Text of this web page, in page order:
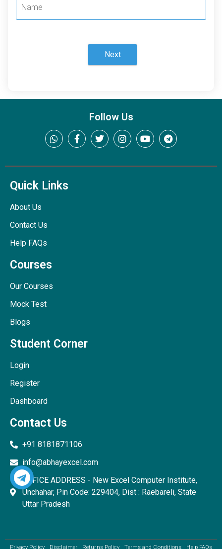
Next
Follow Us
Quick Links
About Us
Contact Us
Help FAQs
Courses
Our Courses
Mock Test
Blogs
Student Corner
Login
Register
Dashboard
Contact Us
+91 8181871106
info@abhayexcel.com
OFFICE ADDRESS - New Excel Computer Institute,
Unchahar, Pin Code: 229404, Dist : Raebareli, State
Uttar Pradesh
Privacy Policy Disclaimer Returns Policy Terms and Conditions Help FAQs